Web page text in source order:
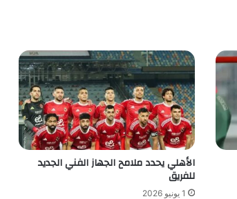
الأهلي يحدد ملامح الجهاز الفني الجديد
للفريق
1 يونيو 2026